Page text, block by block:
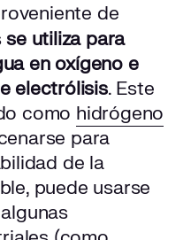
de
se utiliza para
en oxígeno e
electrólisis. Este
como hidrógeno
para
de la
puede usarse